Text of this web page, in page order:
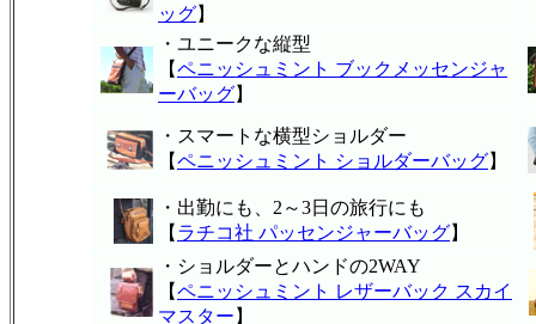
ッグ】
・ユニークな縦型
【ペニッシュミント ブックメッセンジャ
ーバッグ】
・スマートな横型ショルダー
【ペニッシュミント ショルダーバッグ】
・出勤にも、2～3日の旅行にも
【 ラチコ社 パッセンジャーバッグ】
・ショルダーとハンドの2WAY
【ペニッシュミント レザーバック スカイ
マスター 】